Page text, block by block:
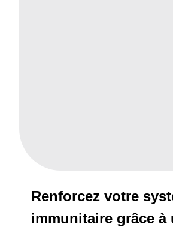
Renforcez votre
immunitaire grâce à